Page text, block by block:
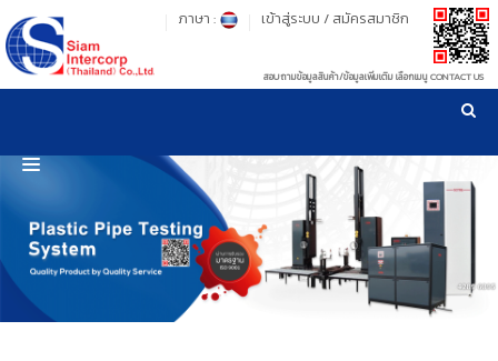
รู้ลึก รู้จริง เรื่องเครื่องมือทดสอบวัสดุ ! ยืน 1 เรื่องมาตรฐานการให้บริการ
เข้าสู่ระบบ / สมัครสมาชิก
ภาษา :
สอบถามข้อมูลสินค้า/ข้อมูลเพิ่มเติม เลือกเมนู CONTACT US
HOME
PRODUCT
OUR CLIENTS